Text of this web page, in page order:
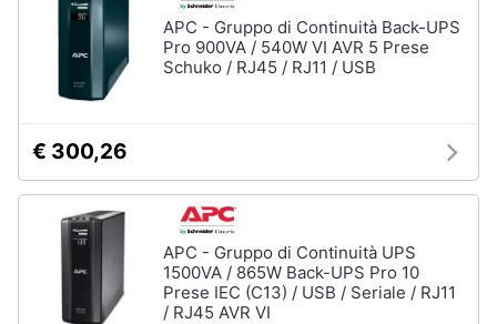
APC - Gruppo di Continuità Back-UPS
Pro 900VA / 540W VI AVR 5 Prese
Schuko / RJ45 / RJ11 / USB
€ 300,26
APC - Gruppo di Continuità UPS
1500VA / 865W Back-UPS Pro 10
Prese IEC (C13) / USB / Seriale / RJ11
/ RJ45 AVR VI